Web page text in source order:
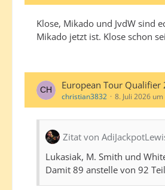
Klose, Mikado und JvdW sind
Mikado jetzt ist. Klose schon
European Tour Qualifier
christian3832 8. Juli 2026
Zitat von
Lukasiak, M. Smith und
Damit 89 anstelle von 92